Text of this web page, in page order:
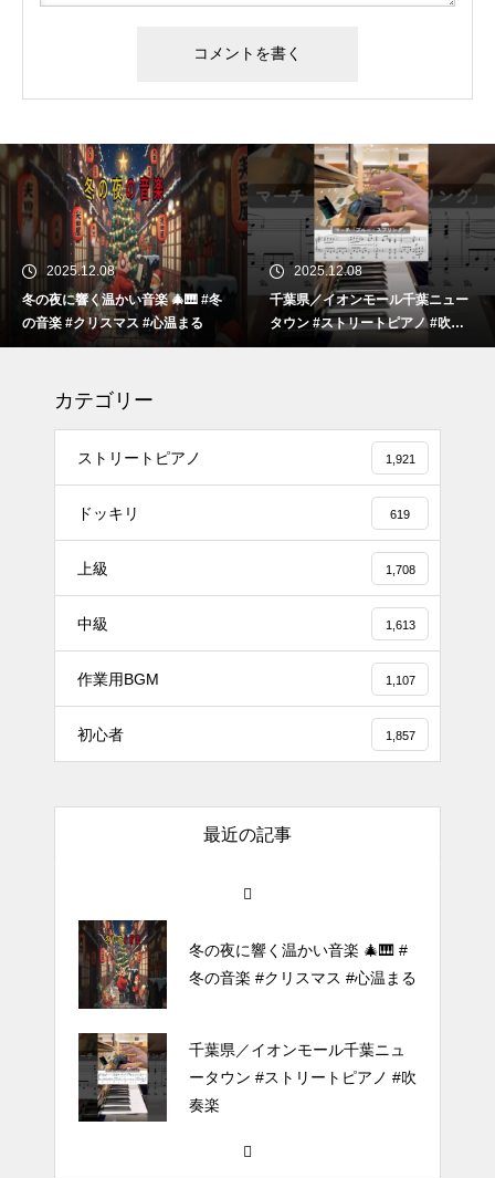
2025.12.08
冬の夜に響く温かい音楽 🎄🎹 #冬
の音楽 #クリスマス #心温まる
2025.12.08
千葉県／イオンモール千葉ニュー
タウン #ストリートピアノ #吹奏
楽
カテゴリー
ストリートピアノ 1,921
ドッキリ 619
上級 1,708
中級 1,613
作業用BGM 1,107
初心者 1,857
最近の記事
#tiktok #shorts #shortsdaily #sh
ortsdance #shirose #磁石 #white
jam #ピアノ初心者 #ピアノレッ
【転生悪女の黒歴史OP】ピアノ
で「Black Flame」弾いてみた
（中～上級）【The Dark History
ほぼ日1フレーズ THE BLUE H
冬の夜に響く温かい音楽 🎄🎹 #
冬の音楽 #クリスマス #心温まる
千葉県／イオンモール千葉ニュ
ータウン #ストリートピアノ #吹
奏楽
#tiktok #shorts #shortsdaily #sh